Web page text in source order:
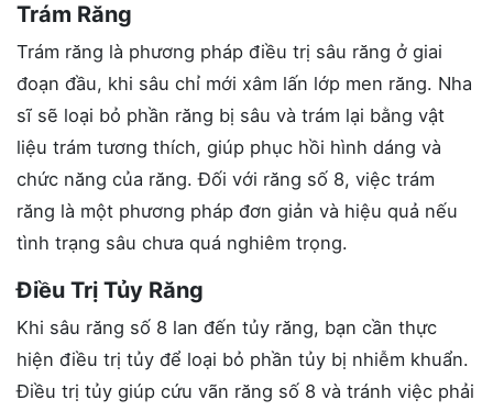
Trám Răng
Trám răng là phương pháp điều trị sâu răng ở giai
đoạn đầu, khi sâu chỉ mới xâm lấn lớp men răng. Nha
sĩ sẽ loại bỏ phần răng bị sâu và trám lại bằng vật
liệu trám tương thích, giúp phục hồi hình dáng và
chức năng của răng. Đối với răng số 8, việc trám
răng là một phương pháp đơn giản và hiệu quả nếu
tình trạng sâu chưa quá nghiêm trọng.
Điều Trị Tủy Răng
Khi sâu răng số 8 lan đến tủy răng, bạn cần thực
hiện điều trị tủy để loại bỏ phần tủy bị nhiễm khuẩn.
Điều trị tủy giúp cứu vãn răng số 8 và tránh việc phải